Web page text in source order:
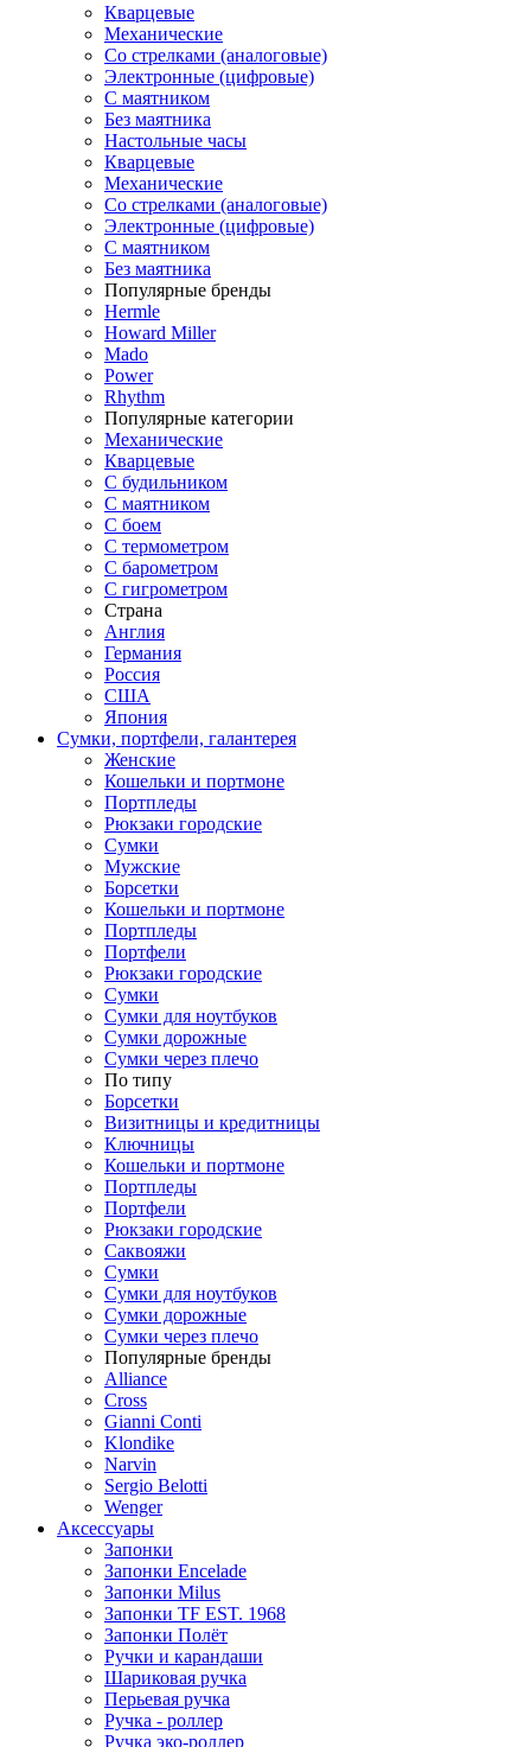
Кварцевые
Механические
Со стрелками (аналоговые)
Электронные (цифровые)
С маятником
Без маятника
Настольные часы
Кварцевые
Механические
Со стрелками (аналоговые)
Электронные (цифровые)
С маятником
Без маятника
Популярные бренды
Hermle
Howard Miller
Mado
Power
Rhythm
Популярные категории
Механические
Кварцевые
С будильником
С маятником
С боем
С термометром
С барометром
С гигрометром
Страна
Англия
Германия
Россия
США
Япония
Сумки, портфели, галантерея
Женские
Кошельки и портмоне
Портпледы
Рюкзаки городские
Сумки
Мужские
Борсетки
Кошельки и портмоне
Портпледы
Портфели
Рюкзаки городские
Сумки
Сумки для ноутбуков
Сумки дорожные
Сумки через плечо
По типу
Борсетки
Визитницы и кредитницы
Ключницы
Кошельки и портмоне
Портпледы
Портфели
Рюкзаки городские
Саквояжи
Сумки
Сумки для ноутбуков
Сумки дорожные
Сумки через плечо
Популярные бренды
Alliance
Cross
Gianni Conti
Klondike
Narvin
Sergio Belotti
Wenger
Аксессуары
Запонки
Запонки Encelade
Запонки Milus
Запонки TF EST. 1968
Запонки Полёт
Ручки и карандаши
Шариковая ручка
Перьевая ручка
Ручка - роллер
Ручка эко-роллер